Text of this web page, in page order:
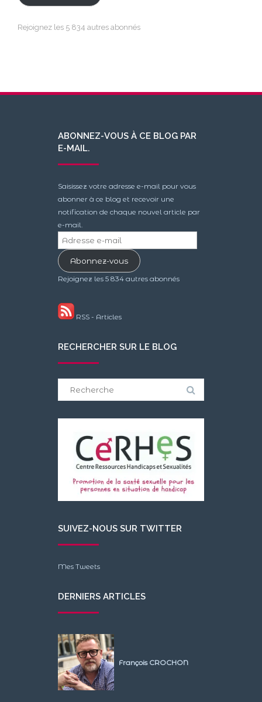
Rejoignez les 5 834 autres abonnés
ABONNEZ-VOUS À CE BLOG PAR
E-MAIL.
Saisissez votre adresse e-mail pour vous
abonner à ce blog et recevoir une
notification de chaque nouvel article par
e-mail.
Adresse
e-
mailAbonnez-vous
Rejoignez les 5 834 autres abonnés
RSS - Articles
RECHERCHER SUR LE BLOG
SUIVEZ-NOUS SUR TWITTER
Mes Tweets
DERNIERS ARTICLES
François CROCHON